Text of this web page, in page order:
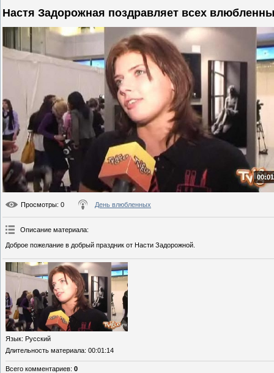
Настя Задорожная поздравляет всех
Просмотры: 0 День влюбленных
Описание материала:
Доброе пожелание в добрый праздник от Насти Задорожной.
Язык: Русский
Длительность материала: 00:01:14
Всего комментариев: 0